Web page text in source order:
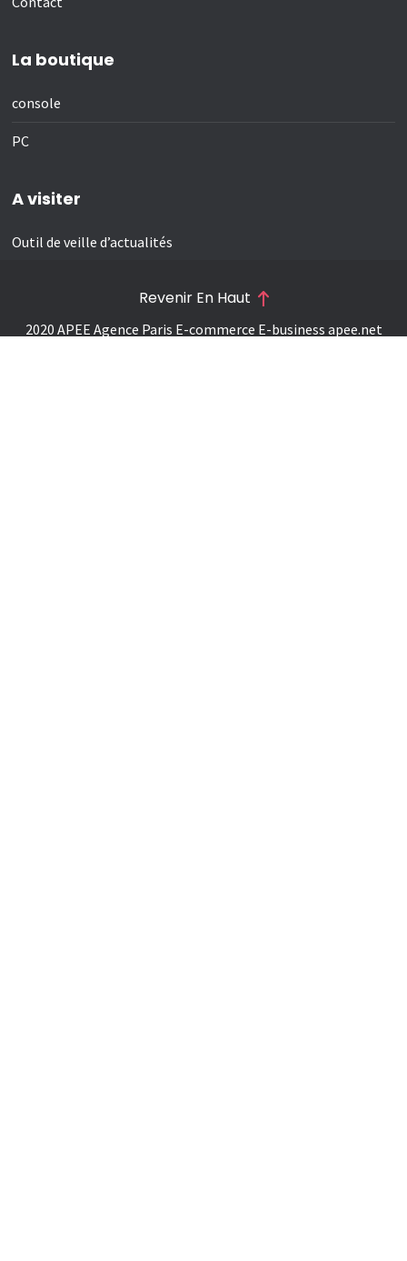
La boutique
console
PC
A visiter
Outil de veille d’actualités
2020 APEE Agence Paris E-commerce E-business apee.net
Revenir En Haut